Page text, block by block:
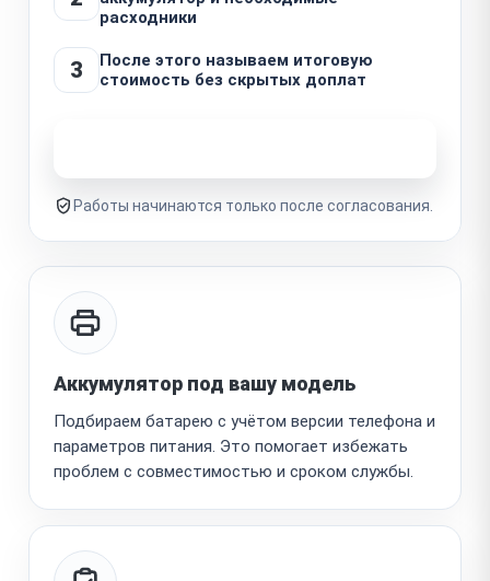
расходники
3
После этого называем итоговую
стоимость без скрытых доплат
Работы начинаются только после согласования.
Аккумулятор под вашу модель
Подбираем батарею с учётом версии телефона и
параметров питания. Это помогает избежать
проблем с совместимостью и сроком службы.